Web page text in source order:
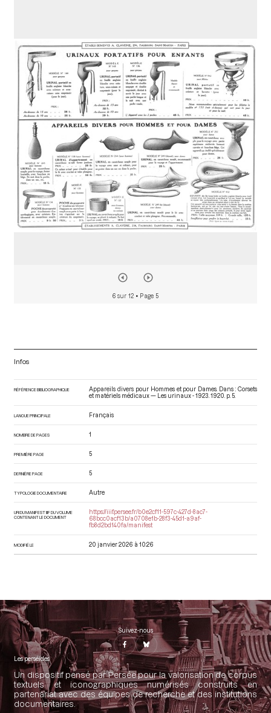
u
d
r
6 sur 12 • Page 5
Infos
RÉFÉRENCE BIBLIOGRAPHIQUE
Appareils divers pour Hommes et pour Dames. Dans : Corsets
et matériels médicaux — Les urinaux - 1923 . 1920. p. 5.
LANGUE PRINCIPALE Français
NOMBRE DE PAGES 1
PREMIÈRE PAGE 5
DERNIÈRE PAGE 5
TYPOLOGIE DOCUMENTAIRE Autre
URI DU MANIFEST IIIF DU VOLUME
CONTENANT LE DOCUMENT
https://iiif.persee.fr/b0e2cf11-597c-427d-8ac7-
68bcc0acf13b/a0708e1b-28f3-45d1-a9af-
fb8d2bd140fa/manifest
MODIFIÉ LE 20 janvier 2026 à 10:26
Suivez-nous
Les perséides
Un dispositif pensé par Persée pour la valorisation de corpus
textuels et iconographiques numérisés construits en
partenariat avec des équipes de recherche et des institutions
documentaires.